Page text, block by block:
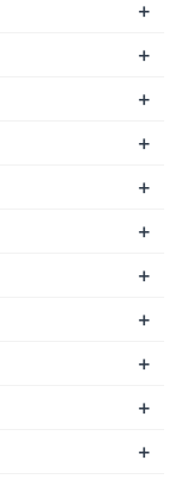
+
+
+
+
+
+
+
+
+
+
+